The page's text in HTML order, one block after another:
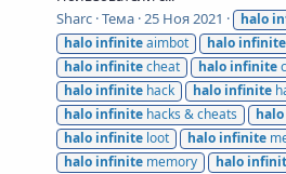
Sharc Тема 25 Ноя 2021 halo
halo infiniteaimbot halo infinite
halo infinitecheat halo infinite
halo infinite hack halo infinite
halo infinite hacks & cheats halo
halo infinite loot halo infinite
halo infinite memory halo